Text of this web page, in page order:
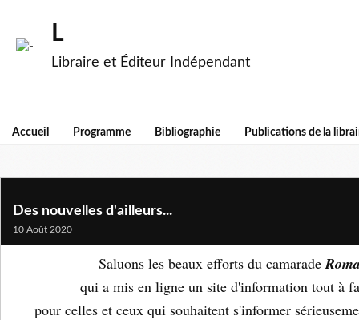
L
Libraire et Éditeur Indépendant
Accueil Programme Bibliographie Publications de la
Des nouvelles d'ailleurs...
10 Août 2020
Saluons les beaux efforts du camarade
qui a mis en ligne un site d'information tout à
pour celles et ceux qui souhaitent s'informer